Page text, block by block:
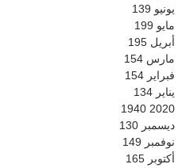
يونيو 139
مايو 199
أبريل 195
مارس 154
فبراير 154
يناير 134
2020
1940
ديسمبر 130
نوفمبر 149
أكتوبر 165